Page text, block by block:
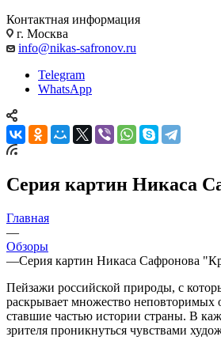
Контактная информация
г. Москва
info@nikas-safronov.ru
Telegram
WhatsApp
Серия картин Никаса
Главная
—
Обзоры
—Серия картин Никаса Сафронова
Пейзажи российской природы, с
раскрывает множество неповторимых
ставшие частью истории страны. В
зрителя проникнуться чувствами